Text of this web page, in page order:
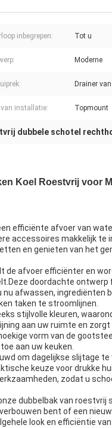
inbegrepen: Tot u
Moderne
Drainer
installatie: Topmount
dubbele schotel
Koel Roestvrij voor
efficiënte afvoer van
accessoires makkelijk te
en genieten van het
de afvoer efficiënter en
doordachte
afwassen, ingrediënten
taken te stroomlijnen.
stijlvolle kleuren,
aan uw ruimte en
vorm van de
aan uw keuken.
om dagelijkse slijtage
keuze voor drukke
zodat u
dubbelbak van roestvrij
bent of een
look en efficiëntie